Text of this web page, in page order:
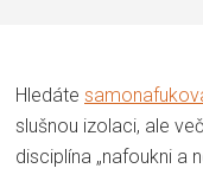
Hledáte
slušnou izolaci, ale
disciplína „nafoukni a